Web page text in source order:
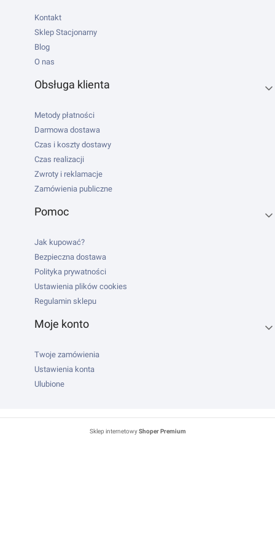
Kontakt
Sklep Stacjonarny
Blog
O nas
Obsługa klienta
Metody płatności
Darmowa dostawa
Czas i koszty dostawy
Czas realizacji
Zwroty i reklamacje
Zamówienia publiczne
Pomoc
Jak kupować?
Bezpieczna dostawa
Polityka prywatności
Ustawienia plików cookies
Regulamin sklepu
Moje konto
Twoje zamówienia
Ustawienia konta
Ulubione
Sklep internetowyShoper Premium